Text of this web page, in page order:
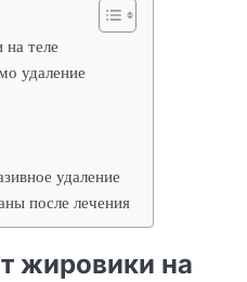
теле
удаление
удаление
после лечения
жировики на